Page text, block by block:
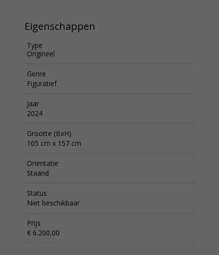
Eigenschappen
Type
Origineel
Genre
Figuratief
Jaar
2024
Grootte (BxH)
105 cm x 157 cm
Oriëntatie
Staand
Status
Niet beschikbaar
Prijs
€ 6.200,00